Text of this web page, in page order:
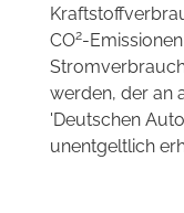
CO2-
werden, der an
'Deutschen
unentgeltlich